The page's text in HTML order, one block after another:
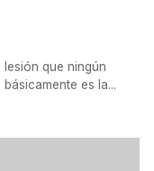
lesión que ningún
es la...